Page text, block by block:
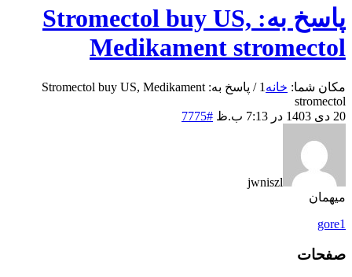
پاسخ به: Stromectol buy US,
Medikament stromectol
مکان شما: خانه 1
/
پاسخ به: Stromectol buy US, Medikament
stromectol
20 دی 1403 در 7:13 ب.ظ
#7775
jwniszl
میهمان
gore1
صفحات